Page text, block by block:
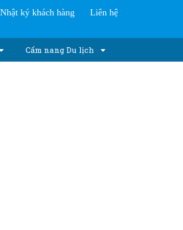
Nhật ký khách hàng Liên hệ
Cẩm nang Du lịch